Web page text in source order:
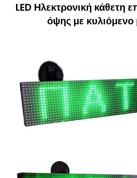
LED Ηλεκτρονική κάθετη
όψης με